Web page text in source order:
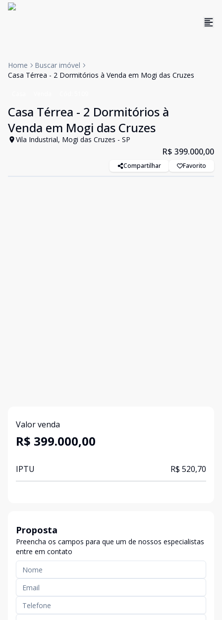
Home
Buscar imóvel
Casa Térrea - 2 Dormitórios à Venda em Mogi das Cruzes
Casa Térrea - 2 Dormitórios à
Venda em Mogi das Cruzes
Vila Industrial, Mogi das Cruzes - SP
R$ 399.000,00
Compartilhar Favorito
Valor venda
R$ 399.000,00
IPTU R$ 520,70
Proposta
Preencha os campos para que um de nossos especialistas
entre em contato